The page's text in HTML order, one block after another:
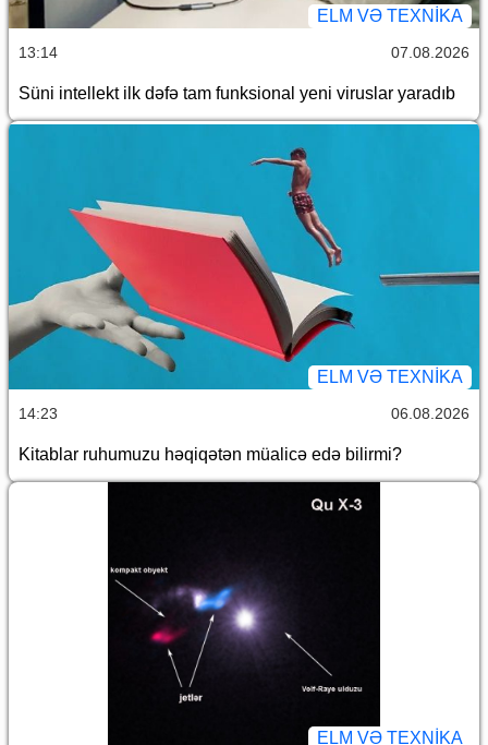
ELM VƏ TEXNIKA
13:14 07.08.2026
Süni intellekt ilk dəfə tam funksional yeni viruslar yaradıb
ELM VƏ TEXNIKA
14:23 06.08.2026
Kitablar ruhumuzu həqiqətən müalicə edə bilirmi?
ELM VƏ TEXNIKA